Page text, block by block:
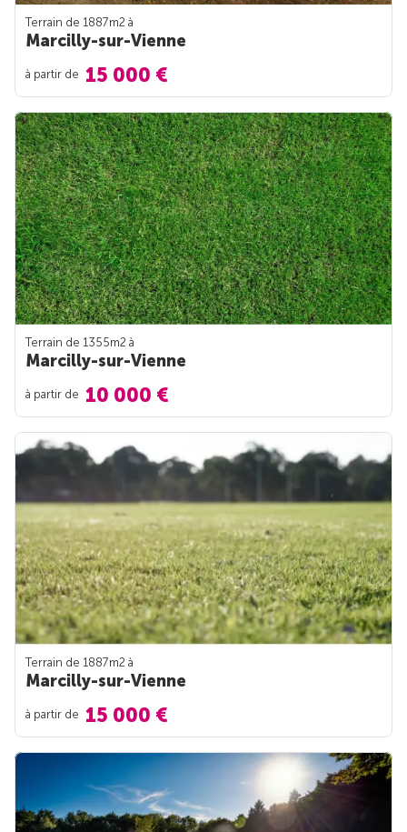
Terrain de 1887m2 à
Marcilly-sur-Vienne
à partir de 15 000 €
Terrain de 1355m2 à
Marcilly-sur-Vienne
à partir de 10 000 €
Terrain de 1887m2 à
Marcilly-sur-Vienne
à partir de 15 000 €